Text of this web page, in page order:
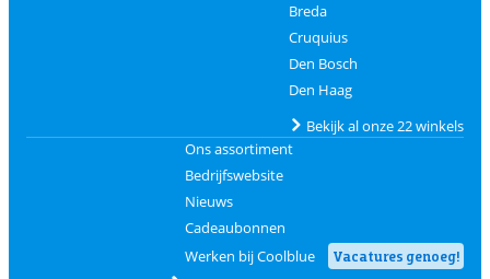
Breda
Cruquius
Den Bosch
Den Haag
Bekijk al onze 22 winkels
Ons assortiment
Bedrijfswebsite
Nieuws
Cadeaubonnen
Werken bij Coolblue
Vacatures genoeg!